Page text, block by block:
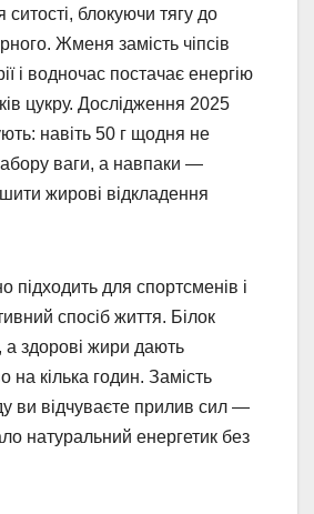
ситості, блокуючи тягу до
Жменя замість чіпсів
і водночас постачає енергію
цукру. Дослідження 2025
навіть 50 г щодня не
ваги, а навпаки —
жирові відкладення
підходить для спортсменів і
спосіб життя. Білок
а здорові жири дають
на кілька годин. Замість
ви відчуваєте прилив сил —
натуральний енергетик без